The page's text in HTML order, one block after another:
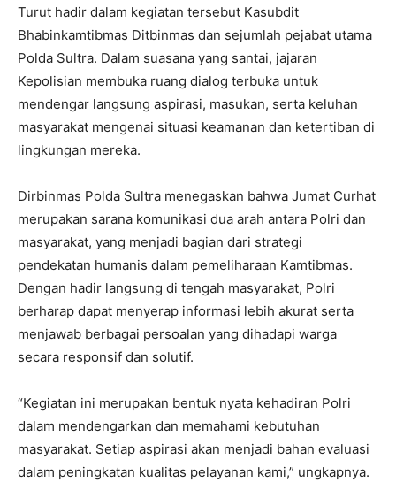
Turut hadir dalam kegiatan tersebut Kasubdit
Bhabinkamtibmas Ditbinmas dan sejumlah pejabat utama
Polda Sultra. Dalam suasana yang santai, jajaran
Kepolisian membuka ruang dialog terbuka untuk
mendengar langsung aspirasi, masukan, serta keluhan
masyarakat mengenai situasi keamanan dan ketertiban di
lingkungan mereka.
Dirbinmas Polda Sultra menegaskan bahwa Jumat Curhat
merupakan sarana komunikasi dua arah antara Polri dan
masyarakat, yang menjadi bagian dari strategi
pendekatan humanis dalam pemeliharaan Kamtibmas.
Dengan hadir langsung di tengah masyarakat, Polri
berharap dapat menyerap informasi lebih akurat serta
menjawab berbagai persoalan yang dihadapi warga
secara responsif dan solutif.
“Kegiatan ini merupakan bentuk nyata kehadiran Polri
dalam mendengarkan dan memahami kebutuhan
masyarakat. Setiap aspirasi akan menjadi bahan evaluasi
dalam peningkatan kualitas pelayanan kami,” ungkapnya.